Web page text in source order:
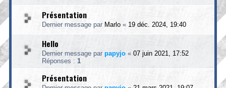
Présentation
Dernier message par Marlo « 19 déc. 2024, 19:40
Hello
Dernier message par papyjo « 07 juin 2021, 17:52
Réponses : 1
Présentation